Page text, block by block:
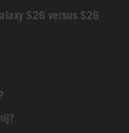
S26 versus S26